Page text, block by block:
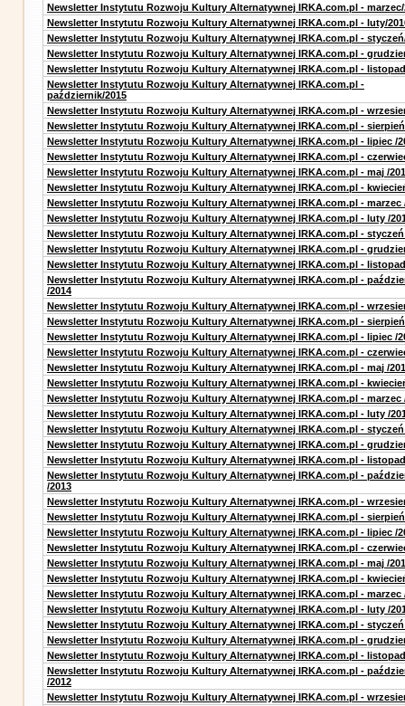
Newsletter Instytutu Rozwoju Kultury Alternatywnej IRKA.com.pl - marzec/
Newsletter Instytutu Rozwoju Kultury Alternatywnej IRKA.com.pl - luty/
Newsletter Instytutu Rozwoju Kultury Alternatywnej IRKA.com.pl -
Newsletter Instytutu Rozwoju Kultury Alternatywnej IRKA.com.pl -
Newsletter Instytutu Rozwoju Kultury Alternatywnej IRKA.com.pl -
Newsletter Instytutu Rozwoju Kultury Alternatywnej IRKA.com.pl -
październik/2015
Newsletter Instytutu Rozwoju Kultury Alternatywnej IRKA.com.pl -
Newsletter Instytutu Rozwoju Kultury Alternatywnej IRKA.com.pl -
Newsletter Instytutu Rozwoju Kultury Alternatywnej IRKA.com.pl - lipiec /
Newsletter Instytutu Rozwoju Kultury Alternatywnej IRKA.com.pl -
Newsletter Instytutu Rozwoju Kultury Alternatywnej IRKA.com.pl - maj /
Newsletter Instytutu Rozwoju Kultury Alternatywnej IRKA.com.pl -
Newsletter Instytutu Rozwoju Kultury Alternatywnej IRKA.com.pl - marzec
Newsletter Instytutu Rozwoju Kultury Alternatywnej IRKA.com.pl - luty /
Newsletter Instytutu Rozwoju Kultury Alternatywnej IRKA.com.pl - styczeń
Newsletter Instytutu Rozwoju Kultury Alternatywnej IRKA.com.pl -
Newsletter Instytutu Rozwoju Kultury Alternatywnej IRKA.com.pl - listopad
Newsletter Instytutu Rozwoju Kultury Alternatywnej IRKA.com.pl -
/2014
Newsletter Instytutu Rozwoju Kultury Alternatywnej IRKA.com.pl -
Newsletter Instytutu Rozwoju Kultury Alternatywnej IRKA.com.pl - sierpień
Newsletter Instytutu Rozwoju Kultury Alternatywnej IRKA.com.pl - lipiec /
Newsletter Instytutu Rozwoju Kultury Alternatywnej IRKA.com.pl -
Newsletter Instytutu Rozwoju Kultury Alternatywnej IRKA.com.pl - maj /
Newsletter Instytutu Rozwoju Kultury Alternatywnej IRKA.com.pl -
Newsletter Instytutu Rozwoju Kultury Alternatywnej IRKA.com.pl - marzec
Newsletter Instytutu Rozwoju Kultury Alternatywnej IRKA.com.pl - luty /
Newsletter Instytutu Rozwoju Kultury Alternatywnej IRKA.com.pl - styczeń
Newsletter Instytutu Rozwoju Kultury Alternatywnej IRKA.com.pl -
Newsletter Instytutu Rozwoju Kultury Alternatywnej IRKA.com.pl - listopad
Newsletter Instytutu Rozwoju Kultury Alternatywnej IRKA.com.pl -
/2013
Newsletter Instytutu Rozwoju Kultury Alternatywnej IRKA.com.pl -
Newsletter Instytutu Rozwoju Kultury Alternatywnej IRKA.com.pl - sierpień
Newsletter Instytutu Rozwoju Kultury Alternatywnej IRKA.com.pl - lipiec /
Newsletter Instytutu Rozwoju Kultury Alternatywnej IRKA.com.pl -
Newsletter Instytutu Rozwoju Kultury Alternatywnej IRKA.com.pl - maj /
Newsletter Instytutu Rozwoju Kultury Alternatywnej IRKA.com.pl -
Newsletter Instytutu Rozwoju Kultury Alternatywnej IRKA.com.pl - marzec
Newsletter Instytutu Rozwoju Kultury Alternatywnej IRKA.com.pl - luty /
Newsletter Instytutu Rozwoju Kultury Alternatywnej IRKA.com.pl - styczeń
Newsletter Instytutu Rozwoju Kultury Alternatywnej IRKA.com.pl -
Newsletter Instytutu Rozwoju Kultury Alternatywnej IRKA.com.pl - listopad
Newsletter Instytutu Rozwoju Kultury Alternatywnej IRKA.com.pl -
/2012
Newsletter Instytutu Rozwoju Kultury Alternatywnej IRKA.com.pl -